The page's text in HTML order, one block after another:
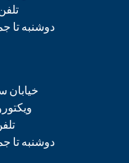
دوشنبه تا جمعه: ۸ صبح تا ۵
خیابان
دوشنبه تا جمعه: ۸ صبح تا ۵